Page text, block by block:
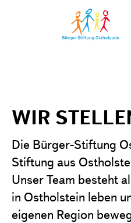
MITMACHEN
Zeit schenken
Stiften
ÜBER UNS
Moin!
Team
Regionale
WIR
Die Bürger-Stiftung
Stiftung aus
Unser Team besteht
in Ostholstein leben
eigenen Region